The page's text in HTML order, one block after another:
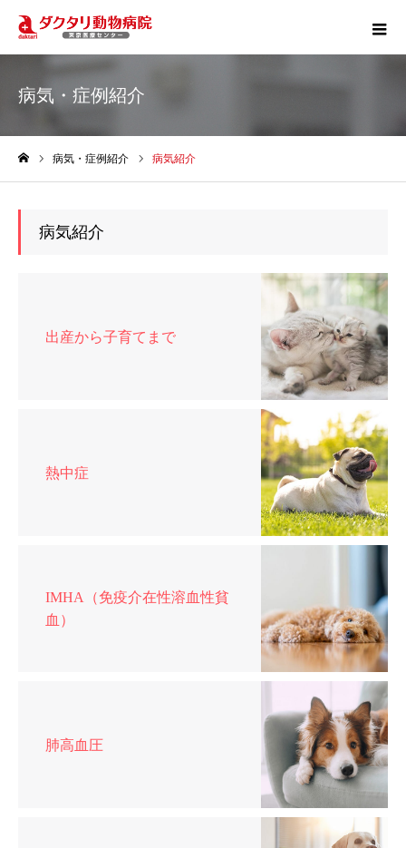
病気・症例紹介
病気・症例紹介 病気紹介
病気紹介
出産から子育てまで
熱中症
IMHA（免疫介在性溶血性貧
血）
肺高血圧